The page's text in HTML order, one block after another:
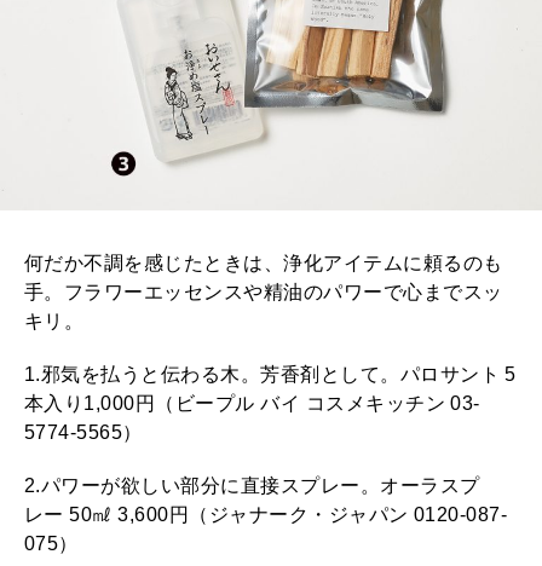
何だか不調を感じたときは、浄化アイテムに頼るのも
手。フラワーエッセンスや精油のパワーで心までスッ
キリ。
1.邪気を払うと伝わる木。芳香剤として。パロサント 5
本入り1,000円（ビープル バイ コスメキッチン 03-
5774-5565）
2.パワーが欲しい部分に直接スプレー。オーラスプ
レー 50㎖ 3,600円（ジャナーク・ジャパン 0120-087-
075）